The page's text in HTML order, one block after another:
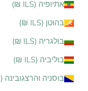
אתיופיה (ILS ₪)
בהוטן (ILS ₪)
בולגריה (ILS ₪)
בוליביה (ILS ₪)
בוסניה והרצגובינה (ILS ₪)